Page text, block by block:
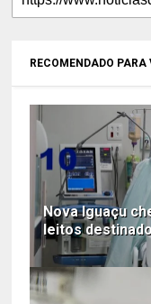
RECOMENDADO PARA
Nova Iguaçu
leitos